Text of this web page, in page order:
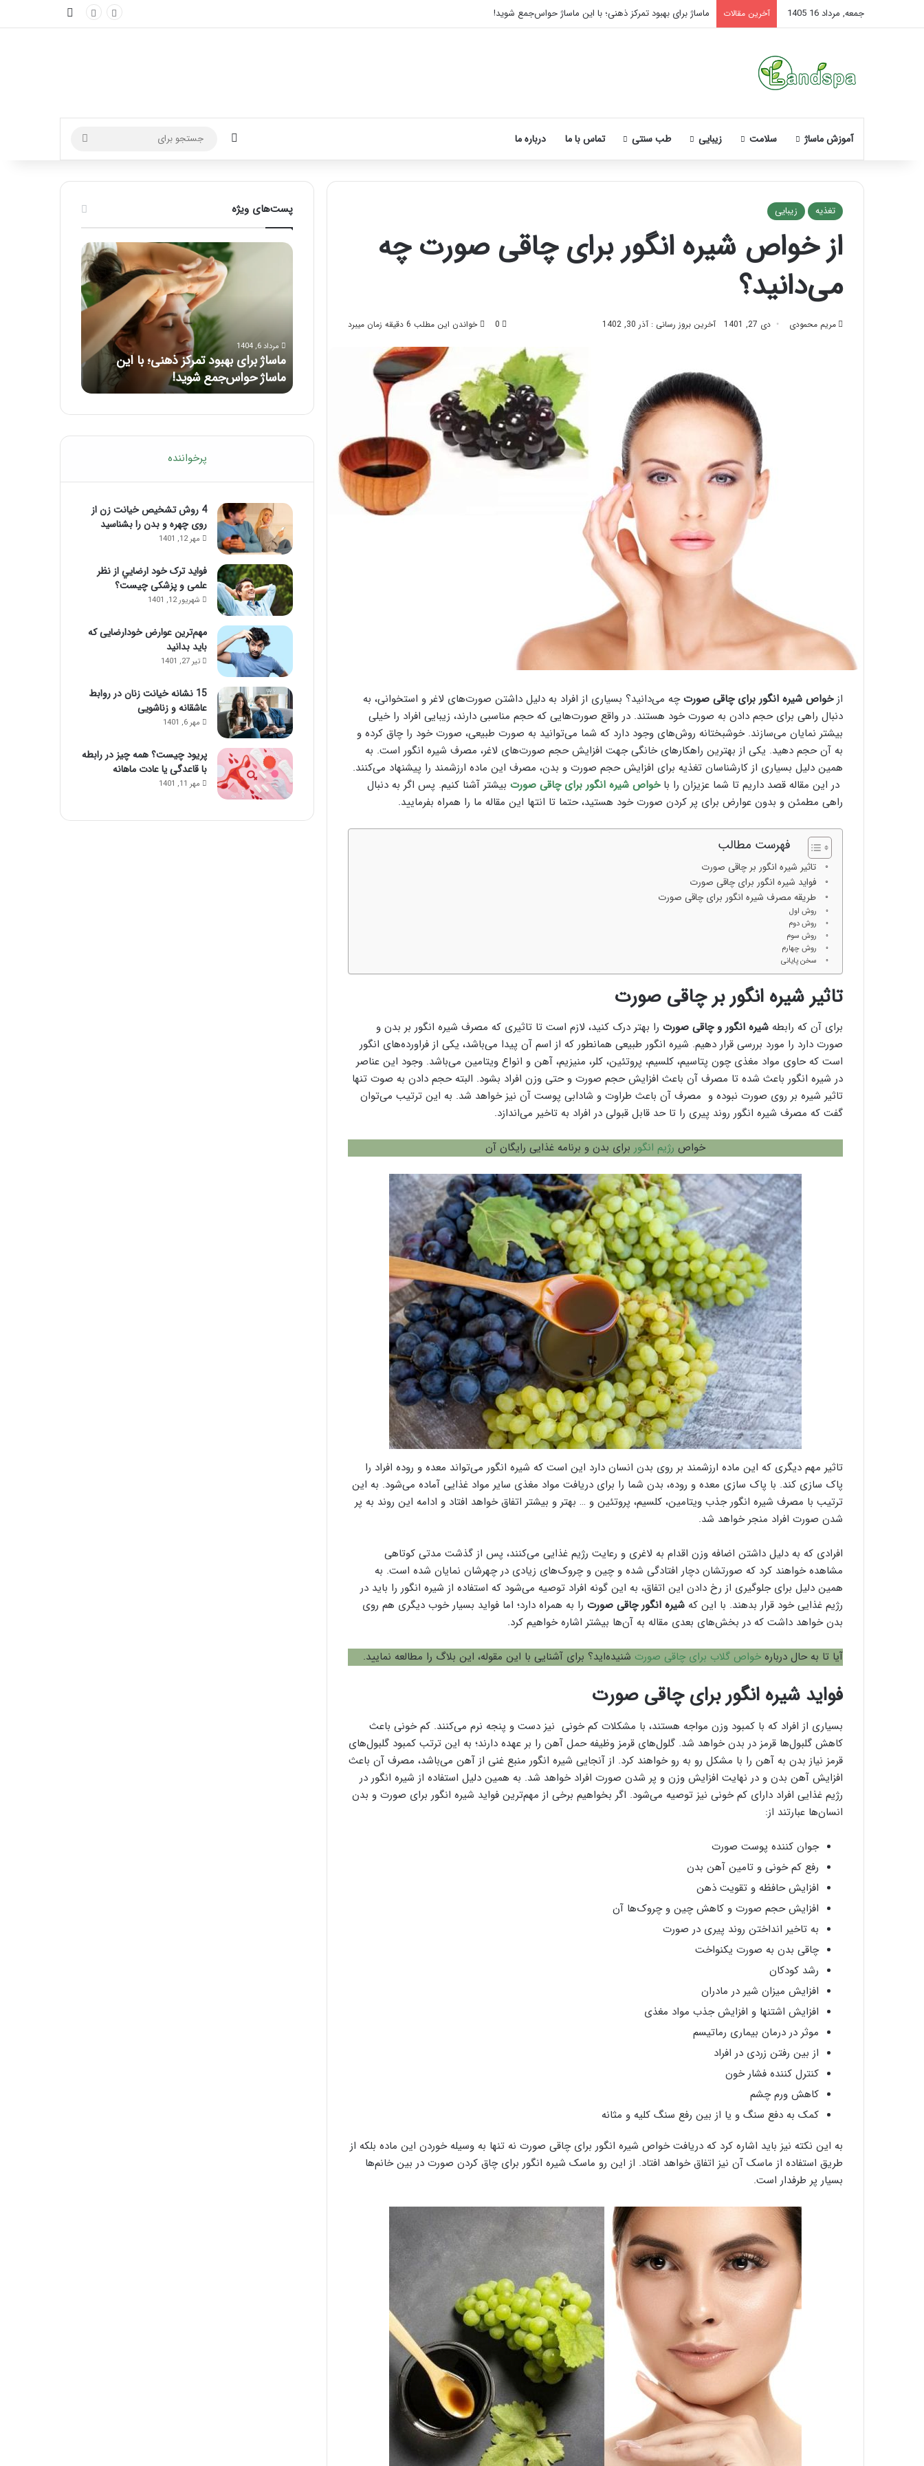
جمعه, مرداد 16 1405 آخرین مقالات ماساژ برای بهبود تمرکز ذهنی؛ با این ماساژ حواس‌جمع شوید!
آموزش ماساژ سلامت زیبایی طب سنتی تماس با ما درباره ما تغییر پوسته
برای
تغذیه زیبایی
از خواص شیره انگور برای چاقی صورت چه
می‌دانید؟
مریم محمودی دی 27, 1401 آخرین بروز رسانی : آذر 30, 1402 0 خواندن این مطلب 6 دقیقه زمان میبرد
ازخواص شیره انگور برای چاقی صورتچه می‌دانید؟ بسیاری از افراد به دلیل داشتن صورت‌های لاغر و استخوانی، به
دنبال راهی برای حجم دادن به صورت خود هستند. در واقع صورت‌هایی که حجم مناسبی دارند، زیبایی افراد را خیلی
بیشتر نمایان می‌سازند. خوشبختانه روش‌های وجود دارد که شما می‌توانید به صورت طبیعی، صورت خود را چاق کرده و
به آن حجم دهید. یکی از بهترین راهکار‌های خانگی جهت افزایش حجم صورت‌های لاغر، مصرف شیره انگور است. به
همین دلیل بسیاری از کارشناسان تغذیه برای افزایش حجم صورت و بدن، مصرف این ماده ارزشمند را پیشنهاد می‌کنند.
در این مقاله قصد داریم تا شما عزیزان را باخواص شیره انگور برای چاقی صورت بیشتر آشنا کنیم. پس اگر به دنبال
راهی مطمئن و بدون عوارض برای پر کردن صورت خود هستید، حتما تا انتها این مقاله ما را همراه بفرمایید.
فهرست مطالب
تاثیر شیره انگور بر چاقی صورت
فواید شیره انگور برای چاقی صورت
طریقه مصرف شیره انگور برای چاقی صورت
روش اول
روش دوم
روش سوم
روش چهارم
سخن پایانی
تاثیر شیره انگور بر چاقی صورت
برای آن که رابطه شیره انگور و چاقی صورت را بهتر درک کنید، لازم است تا تاثیری که مصرف شیره انگور بر بدن و
صورت دارد را مورد بررسی قرار دهیم. شیره انگور طبیعی همانطور که از اسم آن پیدا می‌باشد، یکی از فراورده‌های انگور
است که حاوی مواد مغذی چون پتاسیم، کلسیم، پروتئین، کلر، منیزیم، آهن و انواع ویتامین می‌باشد. وجود این عناصر
در شیره انگور باعث شده تا مصرف آن باعث افزایش حجم صورت و حتی وزن افراد بشود. البته حجم دادن به صوت تنها
تاثیر شیره بر روی صورت نبوده و مصرف آن باعث طراوت و شادابی پوست آن نیز خواهد شد. به این ترتیب می‌توان
گفت که مصرف شیره انگور روند پیری را تا حد قابل قبولی در افراد به تاخیر می‌اندازد.
خواص رژیم انگور برای بدن و برنامه غذایی رایگان آن
تاثیر مهم ‌دیگری که این ماده ارزشمند بر روی بدن انسان دارد این است که شیره انگور می‌تواند معده و روده افراد را
پاک سازی کند. با پاک سازی معده و روده، بدن شما را برای دریافت مواد مغذی سایر مواد غذایی آماده می‌شود. به این
ترتیب با مصرف شیره انگور جذب ویتامین، کلسیم، پروتئین و … بهتر و بیشتر اتفاق خواهد افتاد و ادامه این روند به پر
شدن صورت افراد منجر خواهد شد.
افرادی که به دلیل داشتن اضافه وزن اقدام به لاغری و رعایت رژیم غذایی می‌کنند، پس از گذشت مدتی کوتاهی
مشاهده خواهند کرد که صورتشان دچار افتادگی شده و چین و چروک‌های زیادی در چهرشان نمایان شده است. به
همین دلیل برای جلوگیری از رخ دادن این اتفاق، به این گونه افراد توصیه می‌شود که استفاده از شیره انگور را باید در
رژیم غذایی خود قرار بدهند. با این که شیره انگور چاقی صورت را به همراه دارد؛ اما فواید بسیار خوب دیگری هم روی
بدن خواهد داشت که در بخش‌های بعدی مقاله به آن‌ها بیشتر اشاره خواهیم کرد.
آیا تا به حال درباره خواص گلاب برای چاقی صورت شنیده‌اید؟ برای آشنایی با این مقوله، این بلاگ را مطالعه نمایید.
فواید شیره انگور برای چاقی صورت
بسیاری از افراد که با کمبود وزن مواجه هستند، با مشکلات کم خونی نیز دست و پنجه نرم می‌کنند. کم خونی باعث
کاهش گلبول‌ها قرمز در بدن خواهد شد. گلول‌های قرمز وظیفه حمل آهن را بر عهده دارند؛ به این ترتب کمبود گلبول‌های
قرمز نیاز بدن به آهن را با مشکل رو به رو خواهند کرد. از آنجایی شیره انگور منبع غنی از آهن می‌باشد، مصرف آن باعث
افزایش آهن بدن و در نهایت افزایش وزن و پر شدن صورت افراد خواهد شد. به همین دلیل استفاده از شیره انگور در
رژیم غذایی افراد دارای کم خونی نیز توصیه می‌شود. اگر بخواهیم برخی از مهم‌ترین فواید شیره انگور برای صورت و بدن
انسان‌ها عبارتند از:
جوان کننده پوست صورت
رفع کم خونی و تامین آهن بدن
افزایش حافظه و تقویت ذهن
افزایش حجم صورت و کاهش چین و چروک‌ها آن
به تاخیر انداختن روند پیری در صورت
چاقی بدن به صورت یکنواخت
رشد کودکان
افزایش میزان شیر در مادران
افزایش اشتنها و افزایش جذب مواد مغذی
موثر در درمان بیماری رماتیسم
از بین رفتن زردی در افراد
کنترل کننده فشار خون
کاهش ورم چشم
کمک به دفع سنگ و یا از بین رفع سنگ کلیه و مثانه
به این نکته نیز باید اشاره کرد که دریافت خواص شیره انگور برای چاقی صورت نه تنها به وسیله خوردن این ماده بلکه از
طریق استفاده از ماسک آن نیز اتفاق خواهد افتاد. از این رو ماسک شیره انگور برای چاق کردن صورت در بین خانم‌ها
بسیار پر طرفدار است.
پست‌های ویژه
نحوه
ماساژ
تزریق
نبایدهای
آن!
نحوه ماساژ صورت بعد از تزریق چربی؛
بایدها و نبایدهای آن!
آموزش
شکستن
مهر 8, 1404
آموزش شکستن قولنج در خانه
ماساژ
ماساژ
حواس‌جمع
شوید!
مرداد 6, 1404
ماساژ برای بهبود تمرکز ذهنی؛ با این
ماساژ حواس‌جمع شوید!
کامل
آموزش
ماساژ
لب
تزریق
ژل
پرخواننده
4 روش تشخیص خیانت زن از
روی چهره و بدن را بشناسید
مهر 12, 1401
فواید ترک خود ارضايي از نظر
علمی و پزشکی چیست؟
شهریور 12, 1401
مهم‌ترین عوارض خودارضایی که
باید بدانید
تیر 27, 1401
15 نشانه خیانت زنان در روابط
عاشقانه و زناشویی
مهر 6, 1401
پریود چیست؟ همه چیز در رابطه
با قاعدگی یا عادت ماهانه
مهر 11, 1401